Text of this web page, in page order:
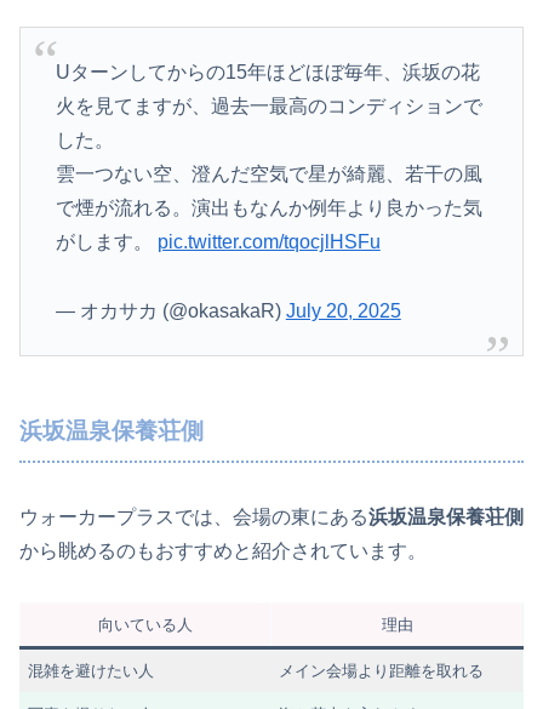
Uターンしてからの15年ほどほぼ毎年、浜坂の花
火を見てますが、過去一最高のコンディションで
した。
雲一つない空、澄んだ空気で星が綺麗、若干の風
で煙が流れる。演出もなんか例年より良かった気
がします。 pic.twitter.com/tqocjlHSFu
— オカサカ (@okasakaR) July 20, 2025
浜坂温泉保養荘側
ウォーカープラスでは、会場の東にある浜坂温泉保養荘側
から眺めるのもおすすめと紹介されています。
向いている人 理由
混雑を避けたい人 メイン会場より距離を取れる